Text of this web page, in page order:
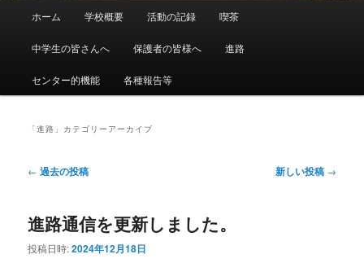
ュ
メ
イ
ン
コ
ン
サ
ブ
コ
ン
ツ
ホーム 学校概要 活動の記録 喫茶
中学生の皆さんへ 保護者の皆様へ 進路
センター的機能 各種報告等
「進路 」カテゴリーアーカイブ
投
ビ
ゲ
ー
← 過去の投稿 新しい投稿 →
進路通信を更新しました。
投稿日時:2024年12月18日